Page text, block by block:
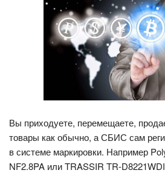
Вы приходуете, перемещаете,
товары как обычно, а СБИС сам
в системе маркировки. Например
NF2.8PA или TRASSIR TR-